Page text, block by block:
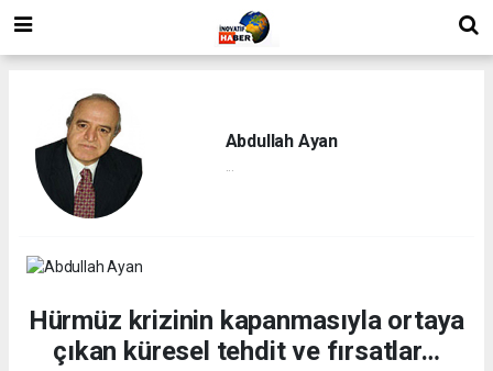
Abdullah Ayan
...
Hürmüz krizinin kapanmasıyla ortaya
çıkan küresel tehdit ve fırsatlar…